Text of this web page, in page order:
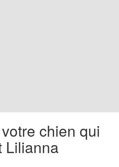
chien qui
Lilianna